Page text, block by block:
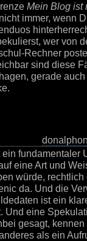
Mein Blog ist
immer, wenn
wer von
Rechner
sind diese
gerade
ein fundamentaler
eine Art und
würde,
da. Und die
ist ein
Und eine
gesagt,
als ein